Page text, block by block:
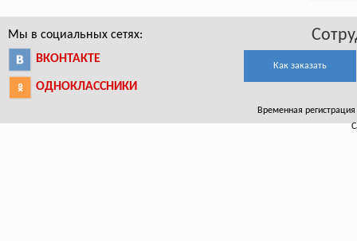
Мы в социальных сетях:
ВКОНТАКТЕ
ОДНОКЛАССНИКИ
Как заказать
Временная